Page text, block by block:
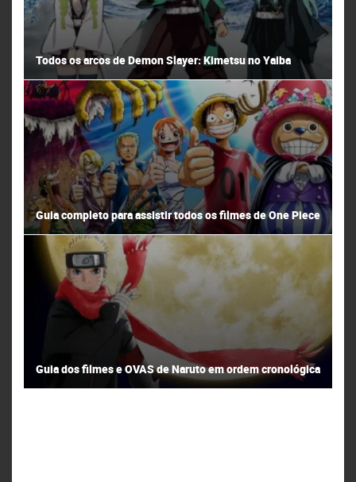
Todos os arcos de Demon Slayer: Kimetsu no Yaiba
Guia completo para assistir todos os filmes de One Piece
Guia dos filmes e OVAS de Naruto em ordem cronológica